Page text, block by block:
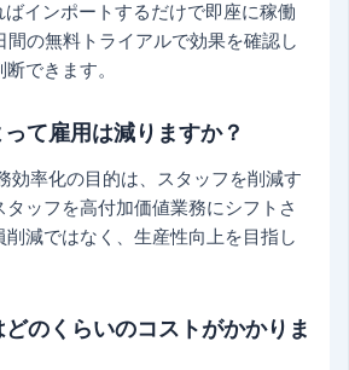
ばインポートするだけで即座に稼働
間の無料トライアルで効果を確認し
できます。
て雇用は減りますか？
効率化の目的は、スタッフを削減す
タッフを高付加価値業務にシフトさ
減ではなく、生産性向上を目指し
のくらいのコストがかかりま